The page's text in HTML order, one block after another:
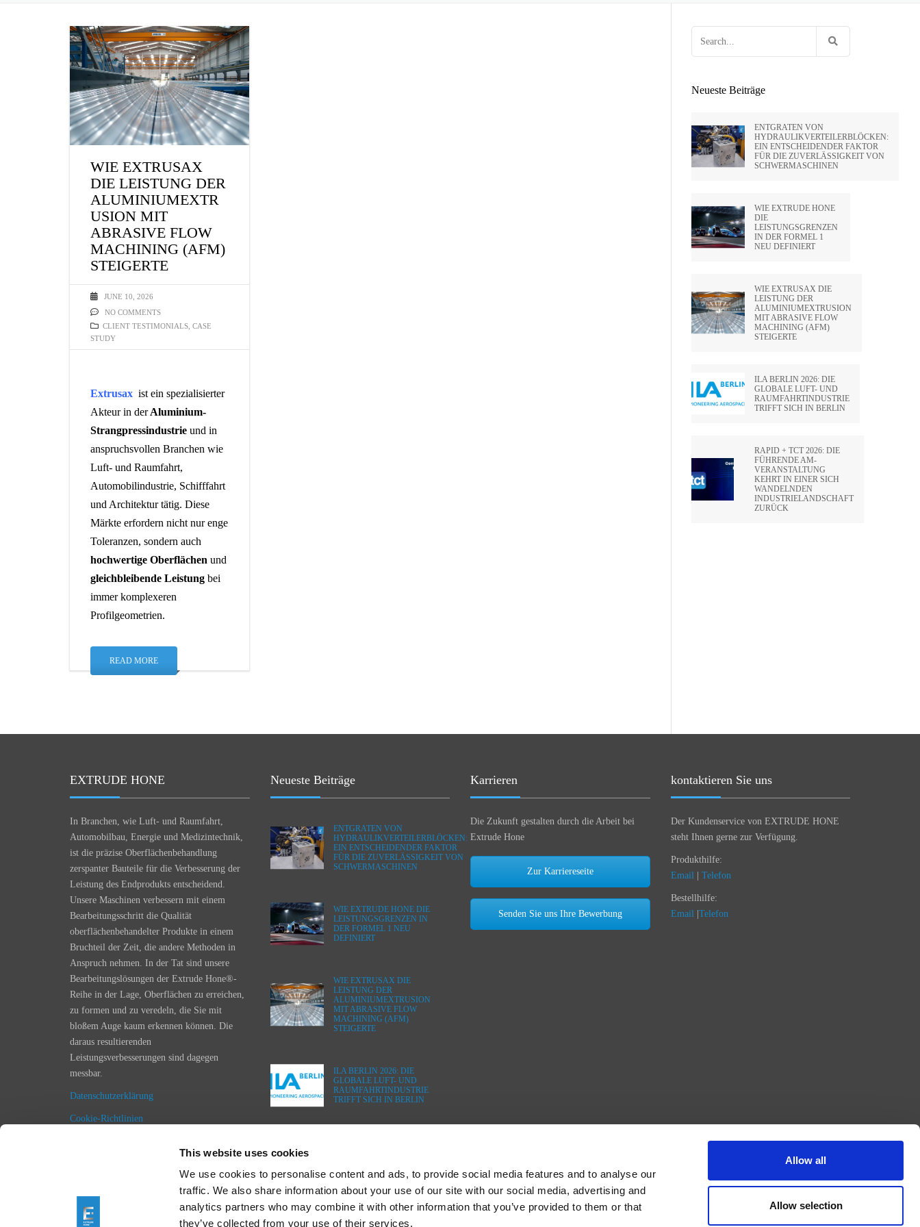
This website uses cookies
We use cookies to personalise content and ads, to provide social media features and to analyse our
traffic. We also share information about your use of our site with our social media, advertising and
analytics partners who may combine it with other information that you’ve provided to them or that
they’ve collected from your use of their services.
Allow all
Allow selection
WIE EXTRUSAX
DIE LEISTUNG DER
ALUMINIUMEXTR
USION MIT
ABRASIVE FLOW
MACHINING (AFM)
STEIGERTE
JUNE 10, 2026
NO COMMENTS
CLIENT TESTIMONIALS CASE
STUDY
Extrusax ist ein spezialisierter
Akteur in derAluminium-
Strangpressindustrie und in
anspruchsvollen Branchen wie
Luft- und Raumfahrt,
Automobilindustrie, Schifffahrt
und Architektur tätig. Diese
Märkte erfordern nicht nur enge
Toleranzen, sondern auch
hochwertige Oberflächen und
gleichbleibende Leistung bei
immer komplexeren
Profilgeometrien.
READ MORE
Neueste Beiträge
ENTGRATEN VON
HYDRAULIKVERTEILERBLÖCKEN:
EIN ENTSCHEIDENDER FAKTOR
FÜR DIE ZUVERLÄSSIGKEIT VON
SCHWERMASCHINEN
WIE EXTRUDE HONE
DIE
LEISTUNGSGRENZEN
IN DER FORMEL 1
NEU DEFINIERT
WIE EXTRUSAX DIE
LEISTUNG DER
ALUMINIUMEXTRUSION
MIT ABRASIVE FLOW
MACHINING (AFM)
STEIGERTE
ILA BERLIN 2026: DIE
GLOBALE LUFT- UND
RAUMFAHRTINDUSTRIE
TRIFFT SICH IN BERLIN
RAPID + TCT 2026: DIE
FÜHRENDE AM-
VERANSTALTUNG
KEHRT IN EINER SICH
WANDELNDEN
INDUSTRIELANDSCHAFT
ZURÜCK
EXTRUDE HONE
In Branchen, wie Luft- und Raumfahrt,
Automobilbau, Energie und Medizintechnik,
ist die präzise Oberflächenbehandlung
zerspanter Bauteile für die Verbesserung der
Leistung des Endprodukts entscheidend.
Unsere Maschinen verbessern mit einem
Bearbeitungsschritt die Qualität
oberflächenbehandelter Produkte in einem
Bruchteil der Zeit, die andere Methoden in
Anspruch nehmen. In der Tat sind unsere
Bearbeitungslösungen der Extrude Hone®-
Reihe in der Lage, Oberflächen zu erreichen,
zu formen und zu veredeln, die Sie mit
bloßem Auge kaum erkennen können. Die
daraus resultierenden
Leistungsverbesserungen sind dagegen
messbar.
Datenschutzerklärung
Cookie-Richtlinien
Allgemeine Geschäftsbedingungen
Neueste Beiträge
ENTGRATEN VON
HYDRAULIKVERTEILERBLÖCKEN:
EIN ENTSCHEIDENDER FAKTOR
FÜR DIE ZUVERLÄSSIGKEIT VON
SCHWERMASCHINEN
WIE EXTRUDE HONE DIE
LEISTUNGSGRENZEN IN
DER FORMEL 1 NEU
DEFINIERT
WIE EXTRUSAX DIE
LEISTUNG DER
ALUMINIUMEXTRUSION
MIT ABRASIVE FLOW
MACHINING (AFM)
STEIGERTE
ILA BERLIN 2026: DIE
GLOBALE LUFT- UND
RAUMFAHRTINDUSTRIE
TRIFFT SICH IN BERLIN
Karrieren
Die Zukunft gestalten durch die Arbeit bei
Extrude Hone
Zur Karriereseite
Senden Sie uns Ihre Bewerbung
kontaktieren Sie uns
Der Kundenservice von EXTRUDE HONE
steht Ihnen gerne zur Verfügung.
Produkthilfe:
Email| Telefon
Bestellhilfe:
Email| Telefon